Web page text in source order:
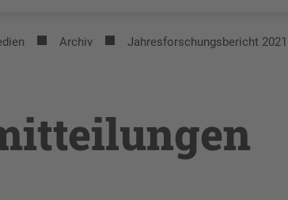
Archiv Jahresforschungsbericht 2021